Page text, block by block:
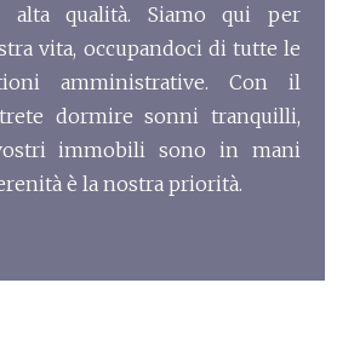
alta qualità. Siamo qui per
vita, occupandoci di tutte le
amministrative. Con il
dormire sonni tranquilli,
immobili sono in mani
è la nostra priorità.